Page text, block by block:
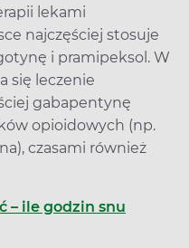
lekami
najczęściej stosuje
i pramipeksol. W
się leczenie
gabapentynę
opioidowych (np.
czasami również
– ile godzin snu